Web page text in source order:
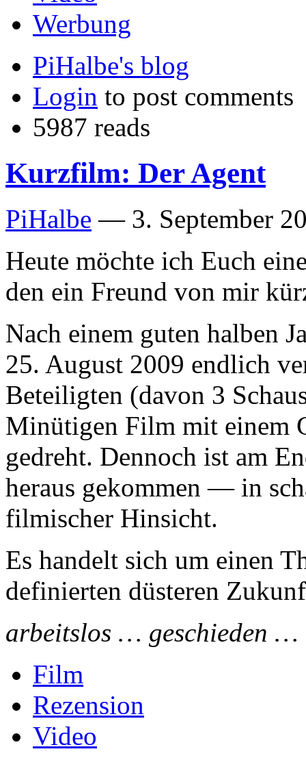
Werbung
PiHalbe's blog
Login to post comments
5987 reads
Kurzfilm: Der Agent
PiHalbe — 3. September
Heute möchte ich Euch
den ein Freund von mir
Nach einem guten halben
25. August 2009 endlich
Beteiligten (davon 3
Minütigen Film mit einem
gedreht. Dennoch ist am
heraus gekommen — in
filmischer Hinsicht.
Es handelt sich um einen
definierten düsteren
arbeitslos … geschieden …
Film
Rezension
Video